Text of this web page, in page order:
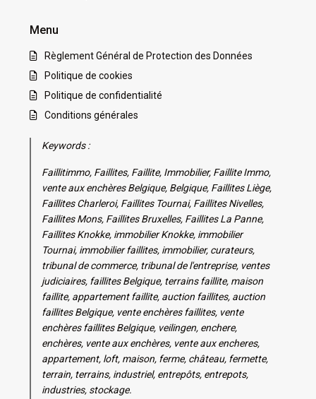
Menu
Règlement Général de Protection des Données
Politique de cookies
Politique de confidentialité
Conditions générales
Keywords :
Faillitimmo, Faillites, Faillite, Immobilier, Faillite Immo,
vente aux enchères Belgique, Belgique, Faillites Liège,
Faillites Charleroi, Faillites Tournai, Faillites Nivelles,
Faillites Mons, Faillites Bruxelles, Faillites La Panne,
Faillites Knokke, immobilier Knokke, immobilier
Tournai, immobilier faillites, immobilier, curateurs,
tribunal de commerce, tribunal de l'entreprise, ventes
judiciaires, faillites Belgique, terrains faillite, maison
faillite, appartement faillite, auction faillites, auction
faillites Belgique, vente enchères faillites, vente
enchères faillites Belgique, veilingen, enchere,
enchères, vente aux enchères, vente aux encheres,
appartement, loft, maison, ferme, château, fermette,
terrain, terrains, industriel, entrepôts, entrepots,
industries, stockage.